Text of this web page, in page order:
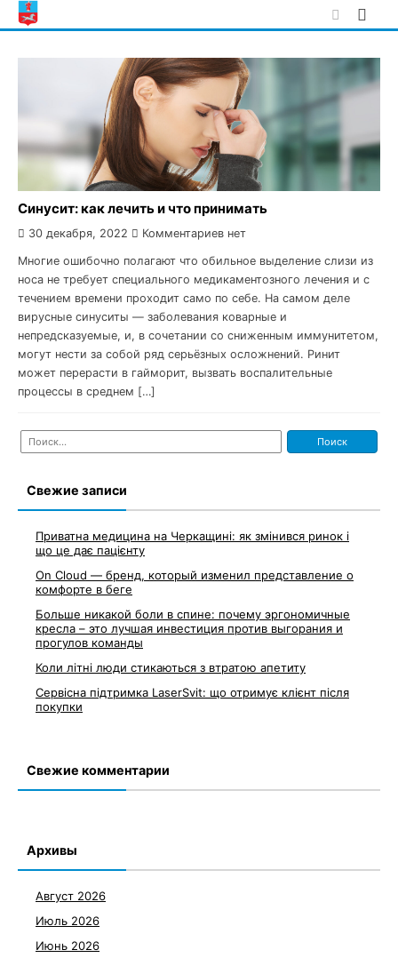
Skip
to
Синусит: как лечить и что принимать
30 декабря, 2022 Комментариев нет
Многие ошибочно полагают что обильное выделение слизи из
носа не требует специального медикаментозного лечения и с
течением времени проходит само по себе. На самом деле
вирусные синуситы — заболевания коварные и
непредсказуемые, и, в сочетании со сниженным иммунитетом,
могут нести за собой ряд серьёзных осложнений. Ринит
может перерасти в гайморит, вызвать воспалительные
процессы в среднем […]
Найти:
Свежие записи
Приватна медицина на Черкащині: як змінився ринок і
що це дає пацієнту
On Cloud — бренд, который изменил представление о
комфорте в беге
Больше никакой боли в спине: почему эргономичные
кресла – это лучшая инвестиция против выгорания и
прогулов команды
Коли літні люди стикаються з втратою апетиту
Сервісна підтримка LaserSvit: що отримує клієнт після
покупки
Свежие комментарии
Архивы
Август 2026
Июль 2026
Июнь 2026